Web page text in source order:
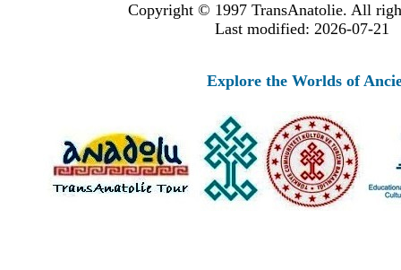
Copyright © 1997 TransAnatolie. All
Last modified: 2026-07-21
Explore the Worlds of Ancient